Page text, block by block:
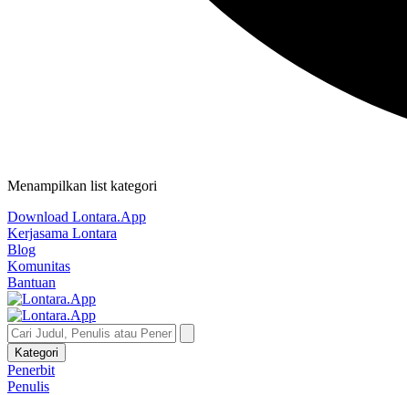
Menampilkan list kategori
Download Lontara.App
Kerjasama Lontara
Blog
Komunitas
Bantuan
Kategori
Penerbit
Penulis